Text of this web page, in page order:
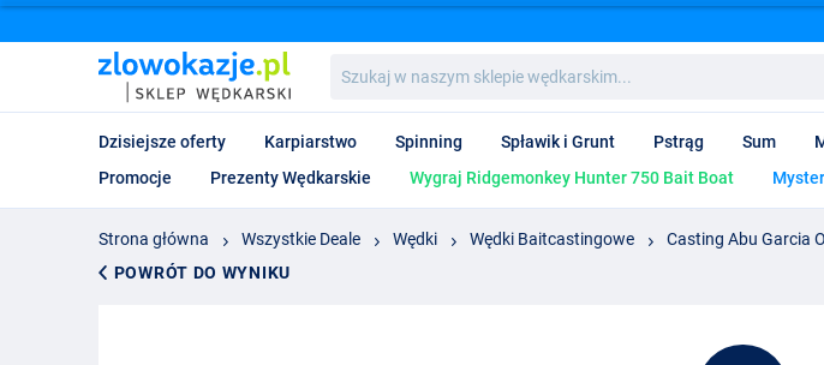
w
naszym
wędkarskim...
Dzisiejsze oferty Karpiarstwo Spinning Spławik i Grunt Pstrąg Sum
Promocje
Prezenty Wędkarskie Wygraj Ridgemonkey Hunter 750 Bait Boat
Strona główna Wszystkie Deale Wędki Wędki Baitcastingowe
Casting Abu Garcia
POWRÓT DO WYNIKU